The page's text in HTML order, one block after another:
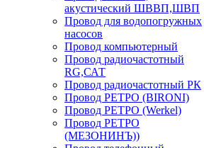
акустический ШВВП,ШВП
Провод для водопогружных
насосов
Провод компьютерный
Провод радиочастотный
RG,САТ
Провод радиочастотный РК
Провод РЕТРО (BIRONI)
Провод РЕТРО (Werkel)
Провод РЕТРО
(МЕЗОНИНЪ))